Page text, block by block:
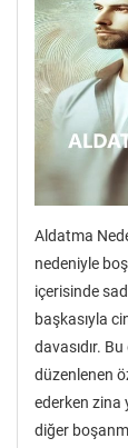
Aldatma
nedeniyle
içerisinde
başkasıyla
davasıdır.
düzenlenen
ederken zina
diğer